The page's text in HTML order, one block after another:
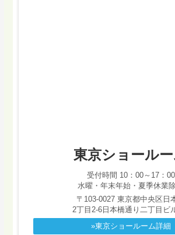
東京ショール
受付時間 10：00～17：00
水曜・年末年始・夏季休業除
〒103-0027 東京都中央区日
2丁目2-6日本橋通り二丁目ビ
»東京ショールーム詳細